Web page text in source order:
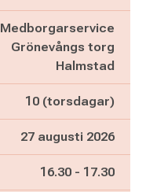
Medborgarservice
Grönevångs torg
Halmstad
10 (torsdagar)
27 augusti 2026
Pågår mellan
16.30 - och
17.30